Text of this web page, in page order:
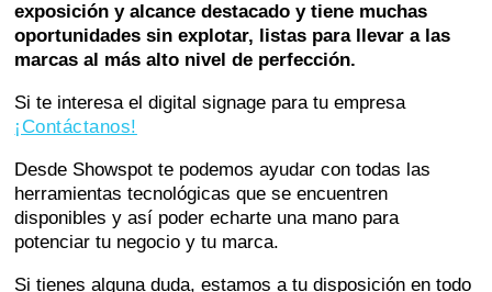
exposición y alcance destacado y tiene muchas
oportunidades sin explotar, listas para llevar a las
marcas al más alto nivel de perfección.
Si te interesa el digital signage para tu empresa
¡Contáctanos!
Desde Showspot te podemos ayudar con todas las
herramientas tecnológicas que se encuentren
disponibles y así poder echarte una mano para
potenciar tu negocio y tu marca.
Si tienes alguna duda, estamos a tu disposición en todo